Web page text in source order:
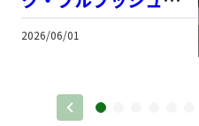
は？コネクタ接続方式
の選定基準と特徴を徹
2026/06/01